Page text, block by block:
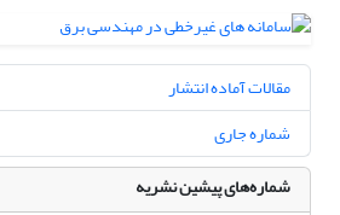
مقالات آماده انتشار
شماره جاری
شماره‌های پیشین نشریه